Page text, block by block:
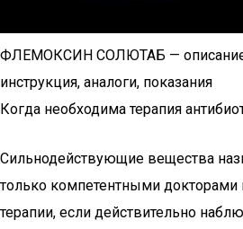
ФЛЕМОКСИН СОЛЮТАБ — описание
инструкция, аналоги, показания
Когда необходима терапия
Сильнодействующие вещества
только компетентными докторами
терапии, если действительно